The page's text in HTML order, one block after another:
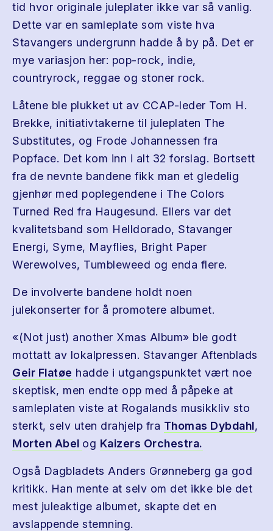
tid hvor originale juleplater ikke var så vanlig.
Dette var en samleplate som viste hva
Stavangers undergrunn hadde å by på. Det er
mye variasjon her: pop-rock, indie,
countryrock, reggae og stoner rock.
Låtene ble plukket ut av CCAP-leder Tom H.
Brekke, initiativtakerne til juleplaten The
Substitutes, og Frode Johannessen fra
Popface. Det kom inn i alt 32 forslag. Bortsett
fra de nevnte bandene fikk man et gledelig
gjenhør med poplegendene i The Colors
Turned Red fra Haugesund. Ellers var det
kvalitetsband som Helldorado, Stavanger
Energi, Syme, Mayflies, Bright Paper
Werewolves, Tumbleweed og enda flere.
De involverte bandene holdt noen
julekonserter for å promotere albumet.
«(Not just) another Xmas Album» ble godt
mottatt av lokalpressen. Stavanger Aftenblads
Geir Flatøe hadde i utgangspunktet vært noe
skeptisk, men endte opp med å påpeke at
samleplaten viste at Rogalands musikkliv sto
sterkt, selv uten drahjelp fra Thomas Dybdahl,
Morten Abel og Kaizers Orchestra.
Også Dagbladets Anders Grønneberg ga god
kritikk. Han mente at selv om det ikke ble det
mest juleaktige albumet, skapte det en
avslappende stemning.